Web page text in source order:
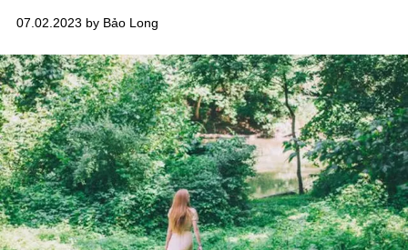
07.02.2023 by Bảo Long